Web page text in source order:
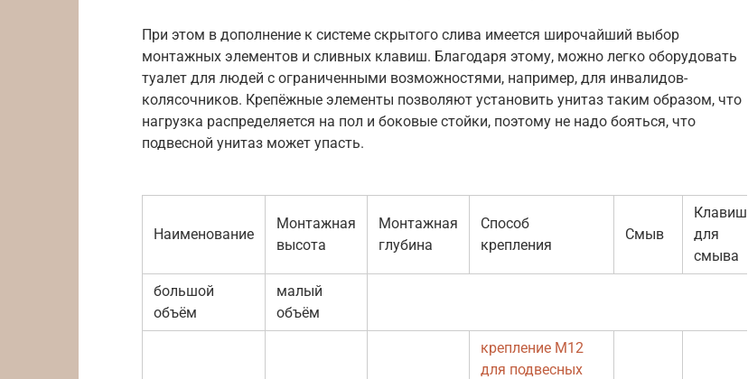
При этом в дополнение к системе скрытого слива имеется широчайший выбор
монтажных элементов и сливных клавиш. Благодаря этому, можно легко оборудовать
туалет для людей с ограниченными возможностями, например, для инвалидов-
колясочников. Крепёжные элементы позволяют установить унитаз таким образом, что
нагрузка распределяется на пол и боковые стойки, поэтому не надо бояться, что
подвесной унитаз может упасть.
Наименование
Монтажная
высота
Монтажная
глубина
Способ
крепления
Смыв
Клавиши
для
смыва
большой
объём
малый
объём
крепление М12
для подвесных